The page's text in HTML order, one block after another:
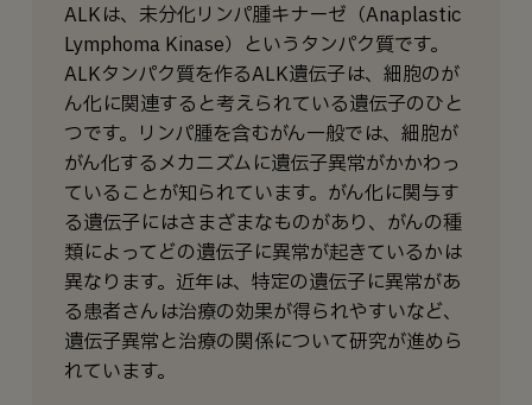
ALKは、未分化リンパ腫キナーゼ（Anaplastic
Lymphoma Kinase）というタンパク質です。
ALKタンパク質を作るALK遺伝子は、細胞のが
ん化に関連すると考えられている遺伝子のひと
つです。リンパ腫を含むがん一般では、細胞が
がん化するメカニズムに遺伝子異常がかかわっ
ていることが知られています。がん化に関与す
る遺伝子にはさまざまなものがあり、がんの種
類によってどの遺伝子に異常が起きているかは
異なります。近年は、特定の遺伝子に異常があ
る患者さんは治療の効果が得られやすいなど、
遺伝子異常と治療の関係について研究が進めら
れています。